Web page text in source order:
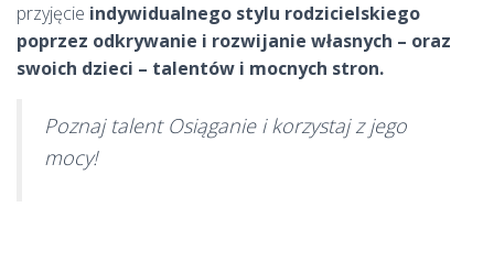
przyjęcie indywidualnego stylu rodzicielskiego
poprzez odkrywanie i rozwijanie własnych – oraz
swoich dzieci – talentów i mocnych stron.
Poznaj talent Osiąganie i korzystaj z jego
mocy!